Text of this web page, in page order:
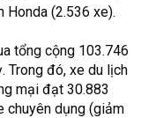
Honda (2.536 xe).
tổng cộng 103.746
Trong đó, xe du lịch
mại đạt 30.883
chuyên dụng (giảm